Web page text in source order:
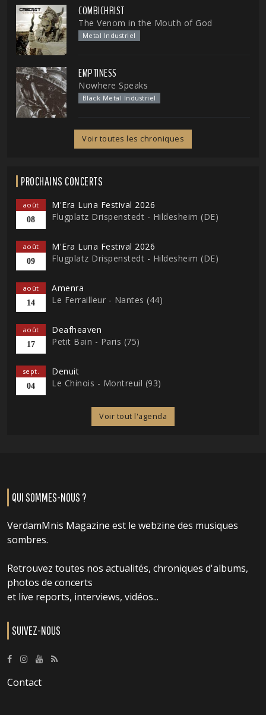
COMBICHRIST
The Venom in the Mouth of God
Metal Industriel
EMPTINESS
Nowhere Speaks
Black Metal Industriel
Voir toutes les chroniques
PROCHAINS CONCERTS
août
08
M'Era Luna Festival 2026
Flugplatz Drispenstedt - Hildesheim (DE)
août
09
M'Era Luna Festival 2026
Flugplatz Drispenstedt - Hildesheim (DE)
août
14
Amenra
Le Ferrailleur - Nantes (44)
août
17
Deafheaven
Petit Bain - Paris (75)
sept.
04
Denuit
Le Chinois - Montreuil (93)
Voir tout l'agenda
QUI SOMMES-NOUS ?
VerdamMnis Magazine est le webzine des musiques
sombres.
Retrouvez toutes nos actualités, chroniques d'albums,
photos de concerts
et live reports, interviews, vidéos...
SUIVEZ-NOUS
Contact